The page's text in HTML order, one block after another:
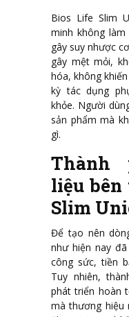
Bios Life Slim
minh không
gây suy nhược
gây mệt mỏi,
hóa, không
kỳ tác dụng
khỏe. Người
sản phẩm mà
gì.
Thành
liệu bên
Slim
Để tạo nên
như hiện nay
công sức, tiền
Tuy nhiên,
phát triển hoàn
mà thương hiệu